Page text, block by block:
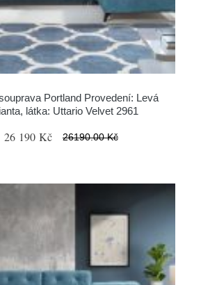
Portland Provedení: Levá
látka: Uttario Velvet 2961
26 190 Kč 26190.00 Kč